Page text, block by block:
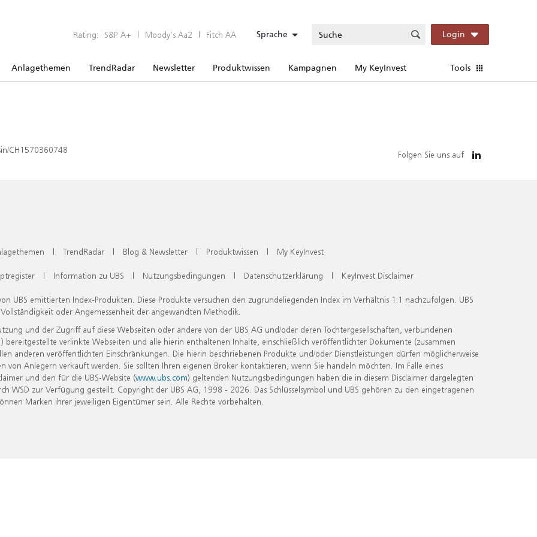
Rating: S&P A+ | Moody’s Aa2 | Fitch AA Sprache Login
Anlagethemen TrendRadar Newsletter Produktwissen Kampagnen My KeyInvest Tools
CH1570360748 Folgen Sie uns auf
| TrendRadar | Blog & Newsletter | Produktwissen | My KeyInvest
| Information zu UBS | Nutzungsbedingungen | Datenschutzerklärung | KeyInvest Disclaimer
UBS emittierten Index-Produkten. Diese Produkte versuchen den zugrundeliegenden Index im Verhältnis 1:1 nachzufolgen. UBS
oder Angemessenheit der angewandten Methodik.
und der Zugriff auf diese Webseiten oder andere von der UBS AG und/oder deren Tochtergesellschaften, verbundenen
verlinkte Webseiten und alle hierin enthaltenen Inhalte, einschließlich veröffentlichter Dokumente (zusammen
anderen veröffentlichten Einschränkungen. Die hierin beschriebenen Produkte und/oder Dienstleistungen dürfen möglicherweise
Anlegern verkauft werden. Sie sollten Ihren eigenen Broker kontaktieren, wenn Sie handeln möchten. Im Falle eines
und den für die UBS-Website (www.ubs.com) geltenden Nutzungsbedingungen haben die in diesem Disclaimer dargelegten
zur Verfügung gestellt. Copyright der UBS AG, 1998 - 2026. Das Schlüsselsymbol und UBS gehören zu den eingetragenen
Marken ihrer jeweiligen Eigentümer sein. Alle Rechte vorbehalten.